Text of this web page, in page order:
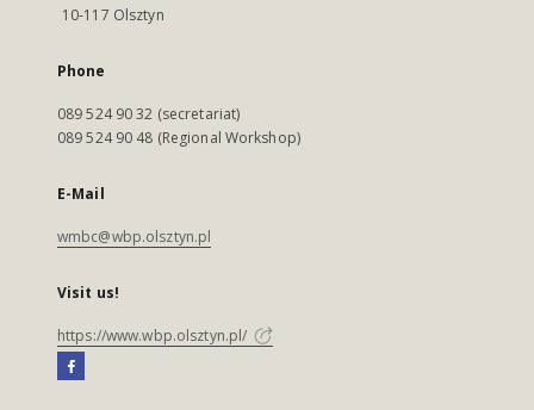
10-117 Olsztyn
Phone
089 524 90 32 (secretariat)
089 524 90 48 (Regional Workshop)
E-Mail
wmbc@wbp.olsztyn.pl
Visit us!
https://www.wbp.olsztyn.pl/